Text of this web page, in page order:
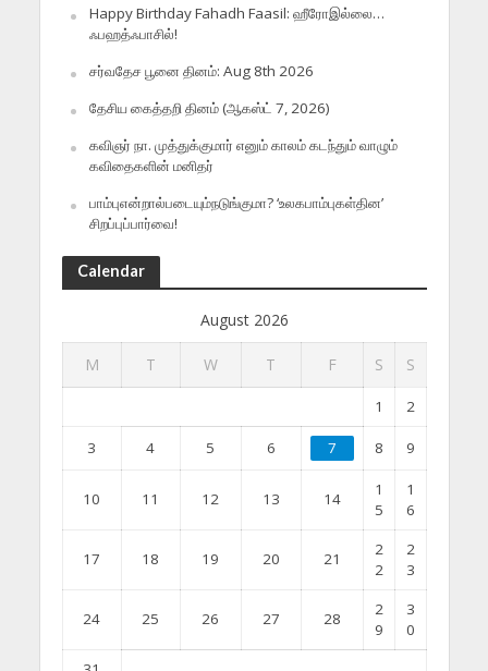
Happy Birthday Fahadh Faasil: ஹீரோஇல்லை…
ஃபஹத்ஃபாசில்!
சர்வதேச பூனை தினம்: Aug 8th 2026
தேசிய கைத்தறி தினம் (ஆகஸ்ட் 7, 2026)
கவிஞர் நா. முத்துக்குமார் எனும் காலம் கடந்தும் வாழும்
கவிதைகளின் மனிதர்
பாம்புஎன்றால்படையும்நடுங்குமா? ‘உலகபாம்புகள்தின’
சிறப்புப்பார்வை!
Calendar
August 2026
M T W T F S S
1 2
3 4 5 6 7 8 9
10 11 12 13 14
1
5
1
6
17 18 19 20 21
2
2
2
3
24 25 26 27 28
2
9
3
0